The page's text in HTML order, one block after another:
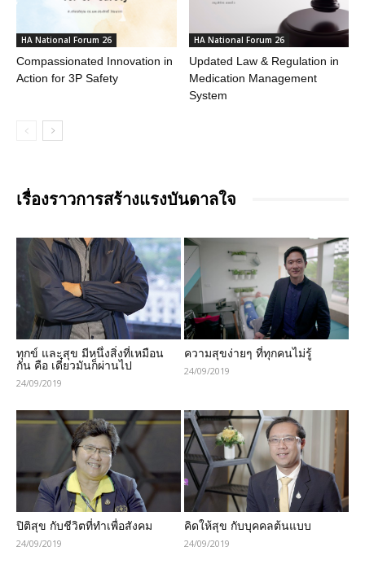
HA National Forum 26
Compassionated Innovation in
Action for 3P Safety
HA National Forum 26
Updated Law & Regulation in
Medication Management
System
เรื่องราวการสร้างแรงบันดาลใจ
ทุกข์ และสุข มีหนึ่งสิ่งที่เหมือน
กัน คือ เดี๋ยวมันก็ผ่านไป
24/09/2019
ความสุขง่ายๆ ที่ทุกคนไม่รู้
24/09/2019
ปิติสุข กับชีวิตที่ทำเพื่อสังคม
24/09/2019
คิดให้สุข กับบุคคลต้นแบบ
24/09/2019